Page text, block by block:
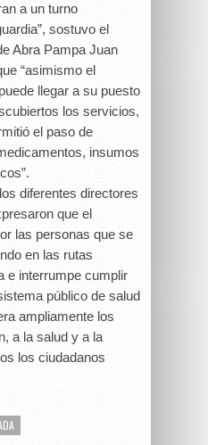
a un turno
sostuvo el
Abra Pampa Juan
“asimismo el
llegar a su puesto
los servicios,
el paso de
insumos
diferentes directores
que el
las personas que se
en las rutas
e interrumpe cumplir
público de salud
ampliamente los
a la salud y a la
los ciudadanos